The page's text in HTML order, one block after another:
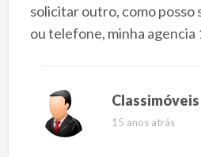
solicitar outro, como
ou telefone, minha agencia
Classimóveis
15 anos atrás